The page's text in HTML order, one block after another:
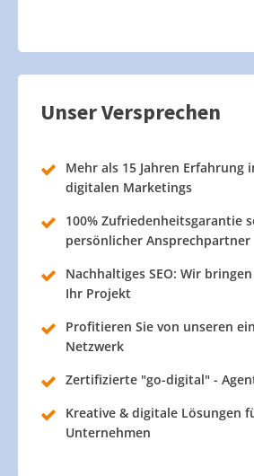
Unser Versprechen
Mehr als 15 Jahren Erfahrung
digitalen Marketings
100% Zufriedenheitsgarantie
persönlicher Ansprechpartner
Nachhaltiges SEO: Wir
Ihr Projekt
Profitieren Sie von unseren
Netzwerk
Zertifizierte "go-digital" -
Kreative & digitale Lösungen
Unternehmen